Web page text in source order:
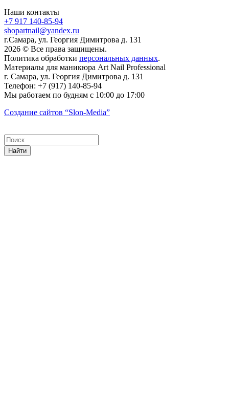
Наши контакты
+7 917 140-85-94
shopartnail@yandex.ru
г.Самара, ул. Георгия Димитрова д. 131
2026 © Все права защищены.
Политика обработки персональных данных.
Материалы для маникюра Art Nail Professional
г. Самара, ул. Георгия Димитрова д. 131
Телефон: +7 (917) 140-85-94
Мы работаем по будням с 10:00 до 17:00
Создание сайтов “Slon-Media”
Найти